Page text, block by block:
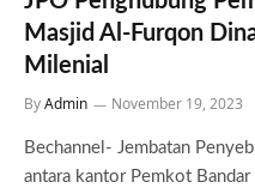
Masjid Al-Furqon
Milenial
ByAdmin November 19, 2023
Bechannel- Jembatan
antara kantor Pemkot